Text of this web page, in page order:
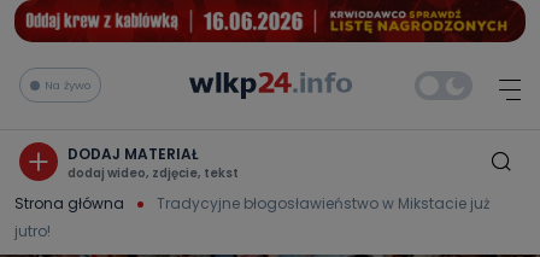
Na żywo
DODAJ MATERIAŁ
dodaj wideo, zdjęcie, tekst
Strona główna
Tradycyjne błogosławieństwo w Mikstacie już
jutro!